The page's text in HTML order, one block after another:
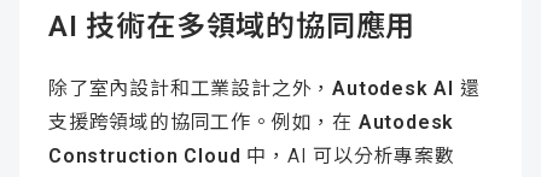
AI 技術在多領域的協同應用
除了室內設計和工業設計之外，Autodesk AI 還
支援跨領域的協同工作。例如，在 Autodesk
Construction Cloud 中，AI 可以分析專案數